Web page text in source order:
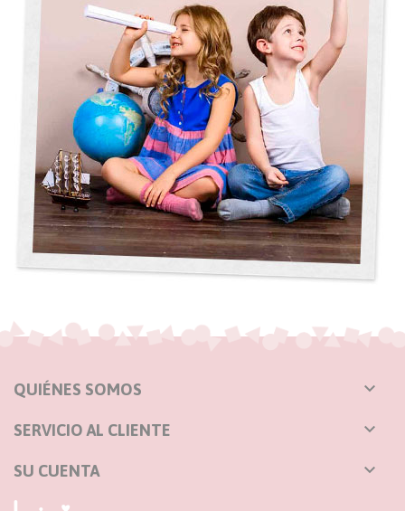
QUIÉNES SOMOS 
SERVICIO AL CLIENTE 
SU CUENTA 